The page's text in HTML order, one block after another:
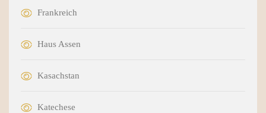
Frankreich
Haus Assen
Kasachstan
Katechese